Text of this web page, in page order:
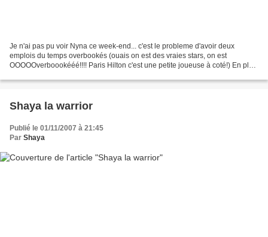
Je n'ai pas pu voir Nyna ce week-end... c'est le probleme d'avoir deux
emplois du temps overbookés (ouais on est des vraies stars, on est
OOOOOverboookééé!!!! Paris Hilton c'est une petite joueuse à coté!) En plus
Shaya la warrior
Publié le 01/11/2007 à 21:45
Par Shaya